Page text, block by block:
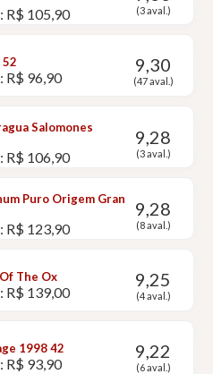
R$ 105,90 (3 aval.)
52
R$ 96,90
9,30
(47 aval.)
Salomones
R$ 106,90
9,28
(3 aval.)
Puro Origem Gran
R$ 123,90
9,28
(8 aval.)
The Ox
R$ 139,00
9,25
(4 aval.)
1998 42
R$ 93,90
9,22
(6 aval.)